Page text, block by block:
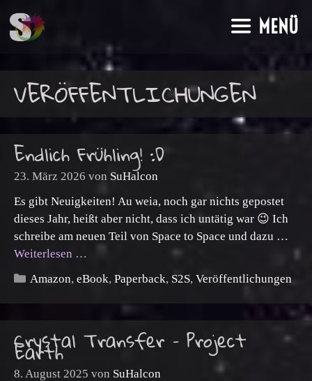
Inhalt
springen
MENÜ
VERÖFFENTLICHUNGEN
Endlich Frühling! :D
23. März 2026 von SuHalcon
Es gibt Neuigkeiten! Au weia, noch gar nichts gepostet
dieses Jahr, heißt aber nicht, dass ich untätig war 😉 Ich
schreibe am neuen Teil von Space to Space und dazu …
Weiterlesen …
Kategorien
Amazon,eBook,Paperback, S2S,Veröffentlichungen
Crystal Transfer – Project
Earth
8. August 2025 von SuHalcon